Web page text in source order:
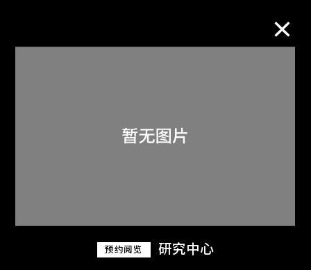
预约阅览 研究中心
关于M+藏品
探索世界顶级的二十及二十一世纪视觉